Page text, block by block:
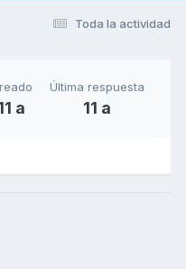
Toda la actividad
a
Última respuesta
11 a